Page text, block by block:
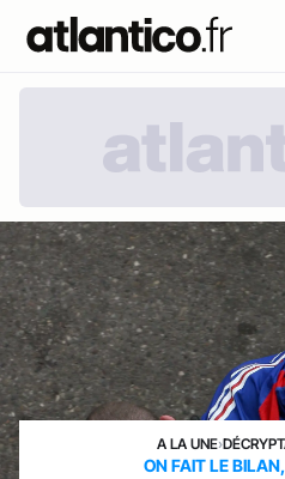
A LA UNE›
ON FAIT LE